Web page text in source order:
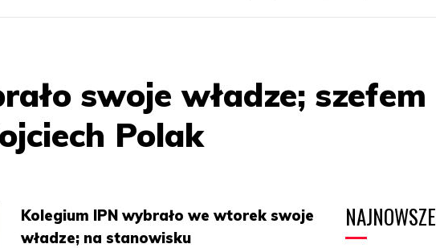
swoje władze; szefem
Polak
Kolegium IPN wybrało we wtorek swoje
władze; na stanowisku
NAJNOWSZE